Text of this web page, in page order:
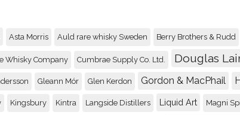
Asta Morris Auld rare whisky Sweden Berry Brothers & Rudd
Whisky Company Cumbrae Supply Co. Ltd. Douglas
Gleann Mór Glen Kerdon Gordon & MacPhail
Kingsbury Kintra Langside Distillers Liquid Art Magni